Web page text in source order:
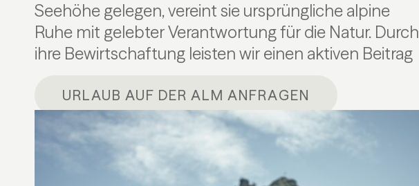
Seehöhe gelegen, vereint sie ursprüngliche alpine
Ruhe mit gelebter Verantwortung für die Natur. Durch
ihre Bewirtschaftung leisten wir einen aktiven Beitrag
Nachhaltigkeit und bewusstem Genuss. So bleibt die
Bergwelt nicht nur erlebbar, sondern auch für
URLAUB AUF DER ALM ANFRAGEN